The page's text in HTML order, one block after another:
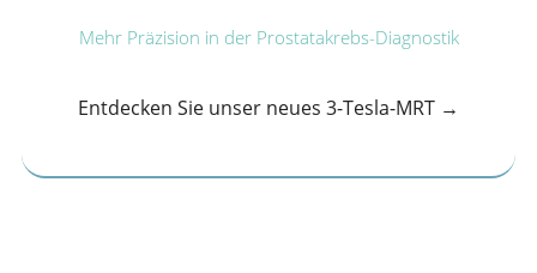
Mehr Präzision in der Prostatakrebs-Diagnostik
Entdecken Sie unser neues 3-Tesla-MRT →